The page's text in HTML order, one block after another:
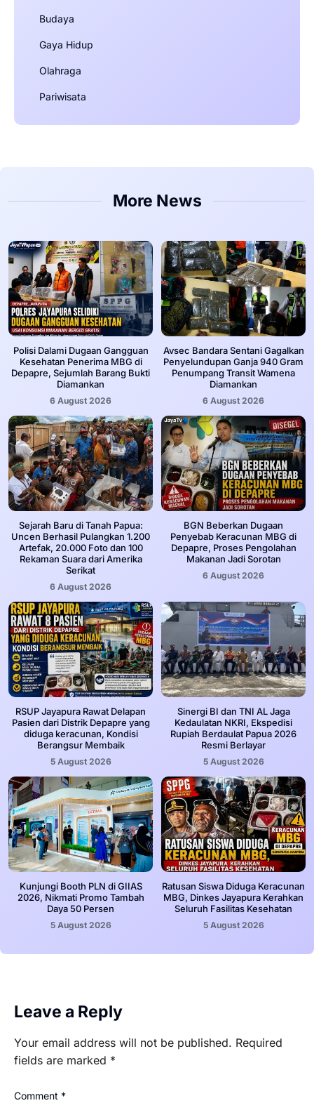
Budaya
Gaya Hidup
Olahraga
Pariwisata
More News
‎Polisi Dalami Dugaan Gangguan
Kesehatan Penerima MBG di
Depapre, Sejumlah Barang Bukti
Diamankan
6 August 2026
Avsec Bandara Sentani Gagalkan
Penyelundupan Ganja 940 Gram
Penumpang Transit Wamena
Diamankan
6 August 2026
Sejarah Baru di Tanah Papua:
Uncen Berhasil Pulangkan 1.200
Artefak, 20.000 Foto dan 100
Rekaman Suara dari Amerika
Serikat
6 August 2026
BGN Beberkan Dugaan
Penyebab Keracunan MBG di
Depapre, Proses Pengolahan
Makanan Jadi Sorotan
6 August 2026
RSUP Jayapura Rawat Delapan
Pasien dari Distrik Depapre yang
diduga keracunan, Kondisi
Berangsur Membaik
5 August 2026
Sinergi BI dan TNI AL Jaga
Kedaulatan NKRI, Ekspedisi
Rupiah Berdaulat Papua 2026
Resmi Berlayar
5 August 2026
Kunjungi Booth PLN di GIIAS
2026, Nikmati Promo Tambah
Daya 50 Persen
5 August 2026
Ratusan Siswa Diduga Keracunan
MBG, Dinkes Jayapura Kerahkan
Seluruh Fasilitas Kesehatan
5 August 2026
Leave a Reply
Your email address will not be published. Required
fields are marked *
Comment *